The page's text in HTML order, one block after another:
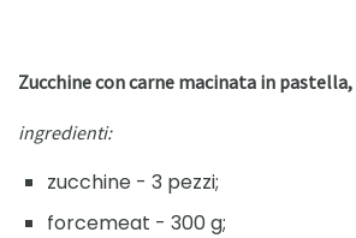
Zucchine con carne macinata in
ingredienti:
zucchine - 3 pezzi;
forcemeat - 300 g;